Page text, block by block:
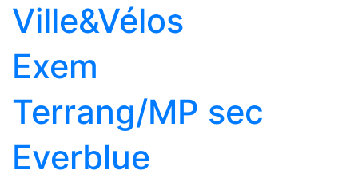
Ville&Vélos
Exem
Terrang/MP sec
Everblue